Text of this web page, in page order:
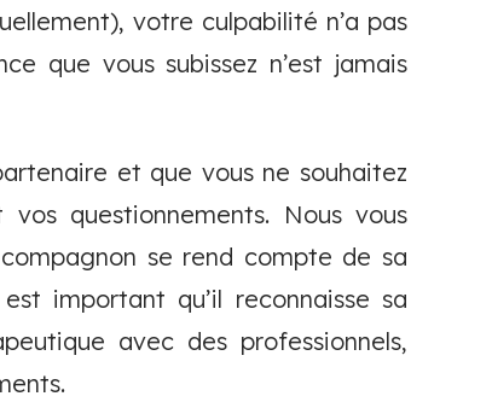
votre culpabilité n’a pas
que vous subissez n’est jamais
et que vous ne souhaitez
questionnements. Nous vous
se rend compte de sa
important qu’il reconnaisse sa
avec des professionnels,